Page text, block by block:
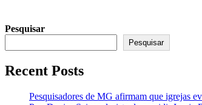
Pesquisar
Pesquisar
Recent Posts
Pesquisadores de MG afirmam que igrejas